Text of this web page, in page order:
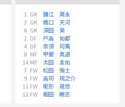
1 GK
鎌江 晃永
3 GK
橋口 天河
6 GK
深田 昊
2 DF
戸高 佑都
4 DF
奈須 司篤
8 MF
甲斐 真道
14 MF
太田 圭佑
7 FW
松田 侑士
9 FW
高司 琉之介
11 FW
尾形 晟悠
12 FW 堀田 暁志